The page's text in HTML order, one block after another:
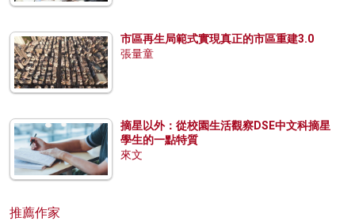
市區再生局範式實現真正的市區重建3.0
張量童
摘星以外：從校園生活觀察DSE中文科摘星
學生的一點特質
來文
推薦作家